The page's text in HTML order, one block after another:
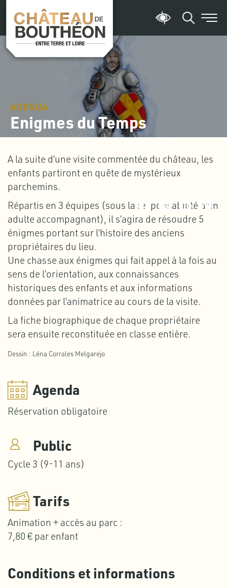
AGENDA
Enigmes du Temps
A la suite d’une visite commentée du château, les
enfants partiront en quête de mystérieux
parchemins.
Répartis en 3 équipes (sous la responsabilité d’un
adulte accompagnant), il s’agira de résoudre 5
énigmes portant sur l’histoire des anciens
propriétaires du lieu.
Une chasse aux énigmes qui fait appel à la fois au
sens de l’orientation, aux connaissances
historiques des enfants et aux informations
données par l’animatrice au cours de la visite.
La fiche biographique de chaque propriétaire
sera ensuite reconstituée en classe entière.
Dessin : Léna Corrales Melgarejo
Agenda
Réservation obligatoire
Public
Cycle 3 (9-11 ans)
Tarifs
Animation + accès au parc :
7,80 € par enfant
Conditions et informations